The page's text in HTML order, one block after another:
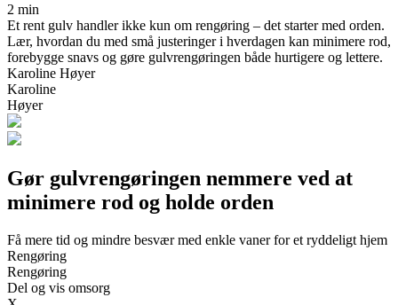
2 min
Et rent gulv handler ikke kun om rengøring – det starter med orden.
Lær, hvordan du med små justeringer i hverdagen kan minimere rod,
forebygge snavs og gøre gulvrengøringen både hurtigere og lettere.
Karoline Høyer
Karoline
Høyer
Gør gulvrengøringen nemmere ved at
minimere rod og holde orden
Få mere tid og mindre besvær med enkle vaner for et ryddeligt hjem
Rengøring
Rengøring
Del og vis omsorg